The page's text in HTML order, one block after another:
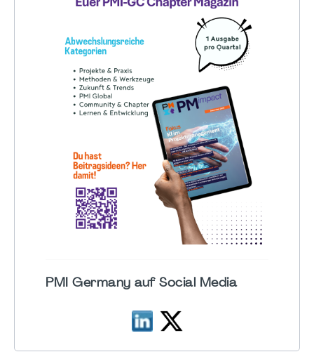
PMI Germany auf Social Media